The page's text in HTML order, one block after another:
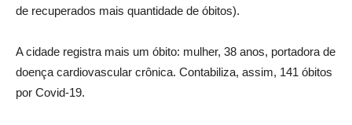
de recuperados mais quantidade de óbitos).
A cidade registra mais um óbito: mulher, 38 anos, portadora de
doença cardiovascular crônica. Contabiliza, assim, 141 óbitos
por Covid-19.